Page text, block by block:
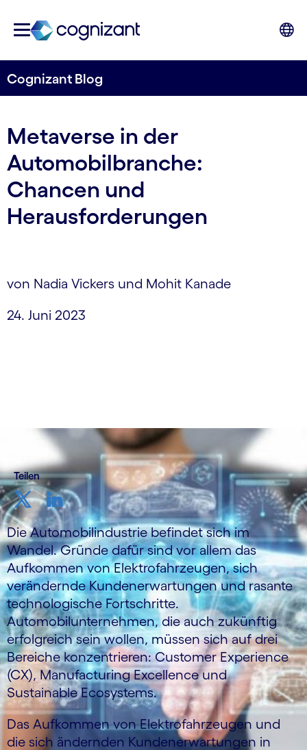
Cognizant Blog
Metaverse in der
Automobilbranche:
Chancen und
Herausforderungen
von Nadia Vickers und Mohit Kanade
24. Juni 2023
Teilen
Die Automobilindustrie befindet sich im
Wandel. Gründe dafür sind vor allem das
Aufkommen von Elektrofahrzeugen, sich
verändernde Kundenerwartungen und rasante
technologische Fortschritte.
Automobilunternehmen, die auch zukünftig
erfolgreich sein wollen, müssen sich auf drei
Bereiche konzentrieren: Customer Experience
(CX), Manufacturing Excellence und
Sustainable Ecosystems.
Das Aufkommen von Elektrofahrzeugen und
die sich ändernden Kundenerwartungen in